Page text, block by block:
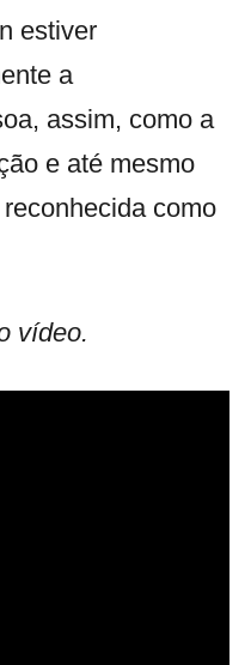
estiver
a
assim, como a
e até mesmo
como
vídeo.